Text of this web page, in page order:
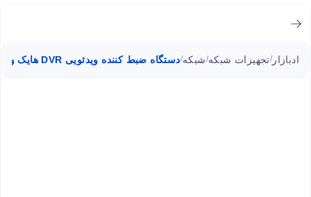
ادبازار /تجهیزات شبکه/شبکه/دستگاه ضبط کننده ویدئویی DVR هایک ویژن DS-7208HI-E1